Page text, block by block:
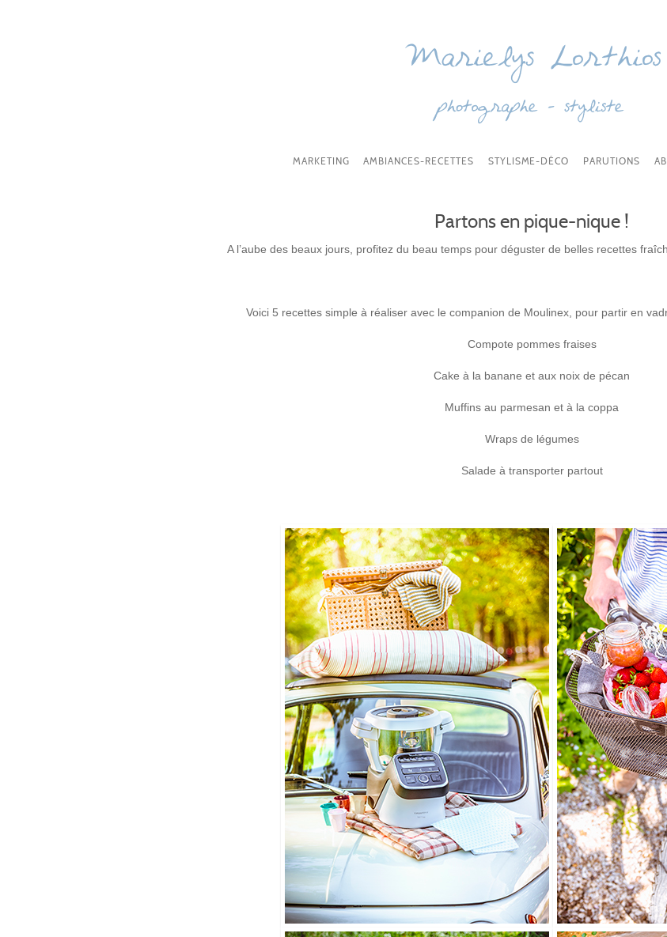
MARKETING AMBIANCES-RECETTES STYLISME-DÉCO PARUTIONS
Partons en pique-nique !
A l’aube des beaux jours, profitez du beau temps pour déguster de belles recettes
Voici 5 recettes simple à réaliser avec le companion de Moulinex, pour partir en
Compote pommes fraises
Cake à la banane et aux noix de pécan
Muffins au parmesan et à la coppa
Wraps de légumes
Salade à transporter partout